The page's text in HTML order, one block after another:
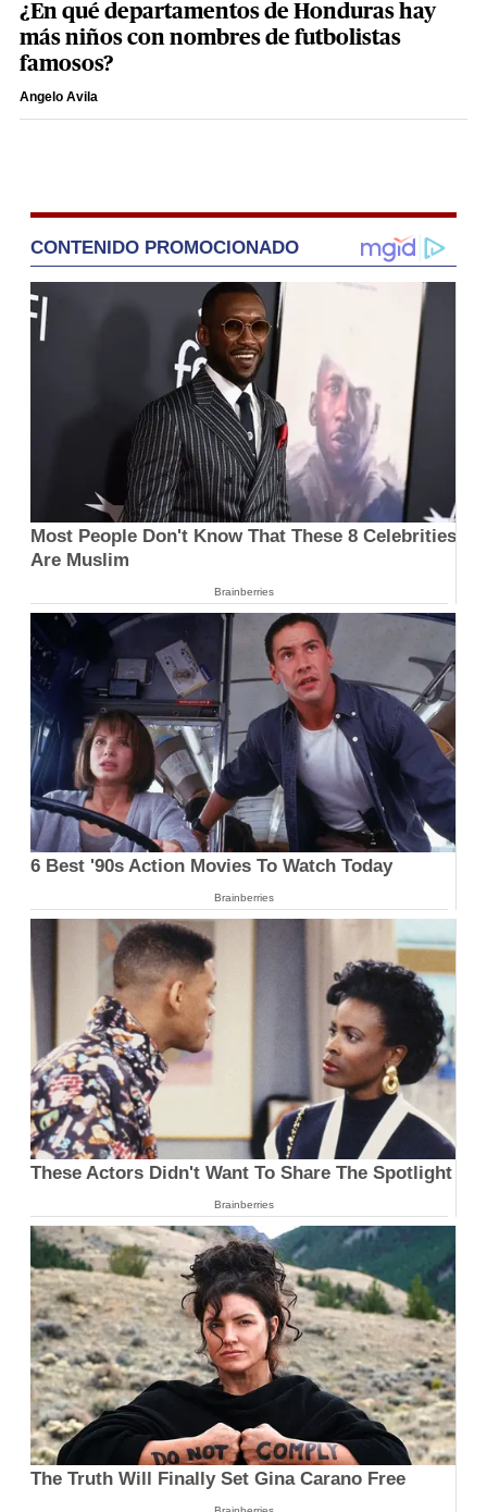
¿En qué departamentos de Honduras hay
más niños con nombres de futbolistas
famosos?
Angelo Avila
CONTENIDO PROMOCIONADO
Most People Don't Know That These 8 Celebrities
Are Muslim
Brainberries
6 Best '90s Action Movies To Watch Today
Brainberries
These Actors Didn't Want To Share The Spotlight
Brainberries
The Truth Will Finally Set Gina Carano Free